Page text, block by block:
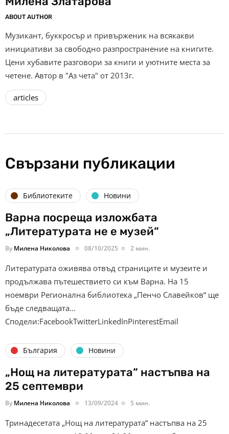
ABOUT AUTHOR
Музикант, буккросър и привърженик на всякакви
инициативи за свободно разпространение на книгите.
Цени хубавите разговори за книги и уютните места за
четене. Автор в "Аз чета" от 2013г.
articles
Свързани публикации
Библиотеките Новини
Варна посреща изложбата
„Литературата не е музей“
By Милена Николова 08/10/2025 2 мин.
Литературата оживява отвъд страниците и музеите и
продължава пътешествието си към Варна. На 15
ноември Регионална библиотека „Пенчо Славейков“ ще
бъде следващата…
Сподели:FacebookTwitterLinkedInPinterestEmail
България Новини
„Нощ на литературата“ настъпва на
25 септември
By Милена Николова 13/09/2024 5 мин.
Тринадесетата „Нощ на литературата“ настъпва на 25